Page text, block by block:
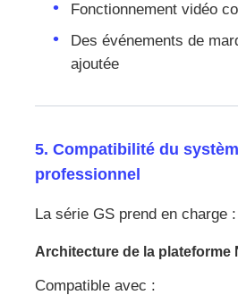
Fonctionnement vidéo
Des événements de
ajoutée
5. Compatibilité du
professionnel
La série GS prend en charge :
Architecture de la plateforme
Compatible avec :